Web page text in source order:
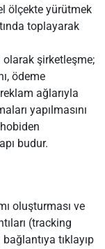
ölçekte yürütmek
toplayarak
olarak şirketleşme;
ödeme
ağlarıyla
yapılmasını
budur.
oluşturması ve
(tracking
tıklayıp